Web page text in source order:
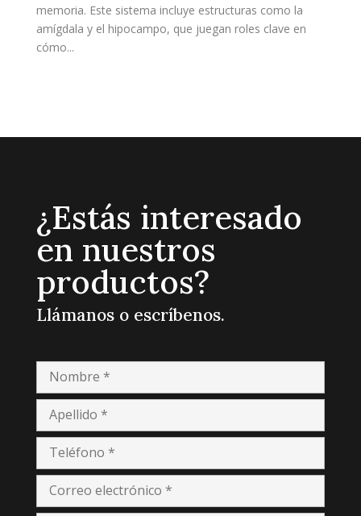
memoria. Este sistema incluye estructuras como la
amígdala y el hipocampo, que juegan roles clave en
cómo...
¿Estás interesado
en nuestros
productos?
Llámanos o escríbenos.